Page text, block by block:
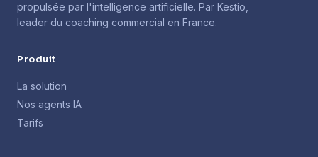
propulsée par l'intelligence artificielle. Par Kestio,
leader du coaching commercial en France.
Produit
La solution
Nos agents IA
Tarifs